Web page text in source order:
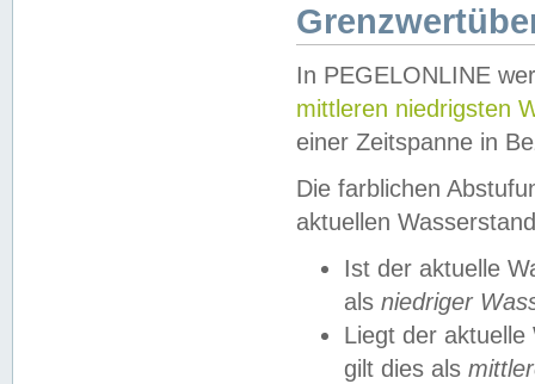
In PEGELONLINE
mittleren niedrigsten
einer Zeitspanne in
Die farblichen
aktuellen
Ist der aktuelle
als niedriger
Liegt der
gilt dies als